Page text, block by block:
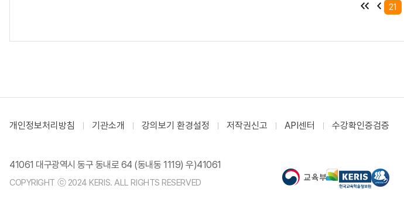
21
개인정보처리방침 기관소개 강의보기 환경설정 저작권신고 API센터 수강확인증검증
41061 대구광역시 동구 동내로 64 (동내동 1119) 우)41061
COPYRIGHT ⓒ 2024 KERIS. ALL RIGHTS RESERVED